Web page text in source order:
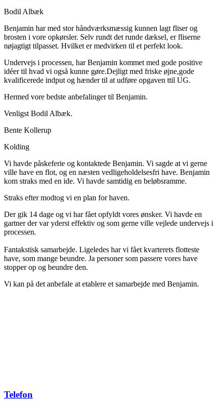
Bodil Albæk
Benjamin har med stor håndværksmæssig kunnen lagt fliser og
brosten i vore opkørsler. Selv rundt det runde dæksel, er fliserne
nøjagtigt tilpasset. Hvilket er medvirken til et perfekt look.
Undervejs i processen, har Benjamin kommet med gode positive
idéer til hvad vi også kunne gøre.Dejligt med friske øjne,gode
kvalificerede indput og hænder til at udføre opgaven ttil UG.
Hermed vore bedste anbefalinger til Benjamin.
​Venligst Bodil Albæk.
Bente Kollerup
Kolding
Vi havde påskeferie og kontaktede Benjamin. Vi sagde at vi gerne
ville have en flot, og en næsten vedligeholdelsesfri have. Benjamin
kom straks med en ide. Vi havde samtidig en beløbsramme.
Straks efter modtog vi en plan for haven.
Der gik 14 dage og vi har fået opfyldt vores ønsker. Vi havde en
gartner der var yderst effektiv og som gerne ville vejlede undervejs i
processen.
​Fantakstisk samarbejde. Ligeledes har vi fået kvarterets flotteste
have, som mange beundre. Ja personer som passere vores have
stopper op og beundre den.​
Vi kan på det anbefale at etablere et samarbejde med Benjamin.
Telefon